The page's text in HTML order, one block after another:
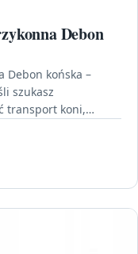
Debon
Debon końska –
szukasz
transport koni,